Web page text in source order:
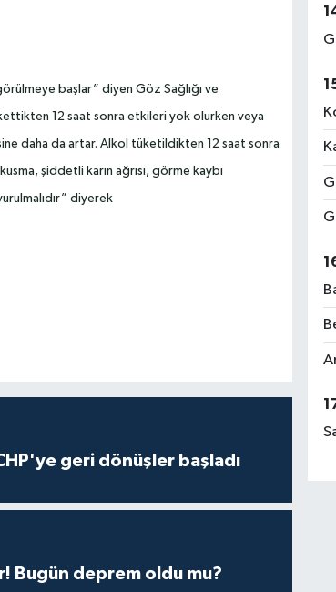
başlar” diyen Göz Sağlığı ve
12 saat sonra etkileri yok olurken veya
daha da artar. Alkol tüketildikten 12 saat sonra
şiddetli karın ağrısı, görme kaybı
diyerek
geri dönüşler başladı
Bugün deprem oldu mu?